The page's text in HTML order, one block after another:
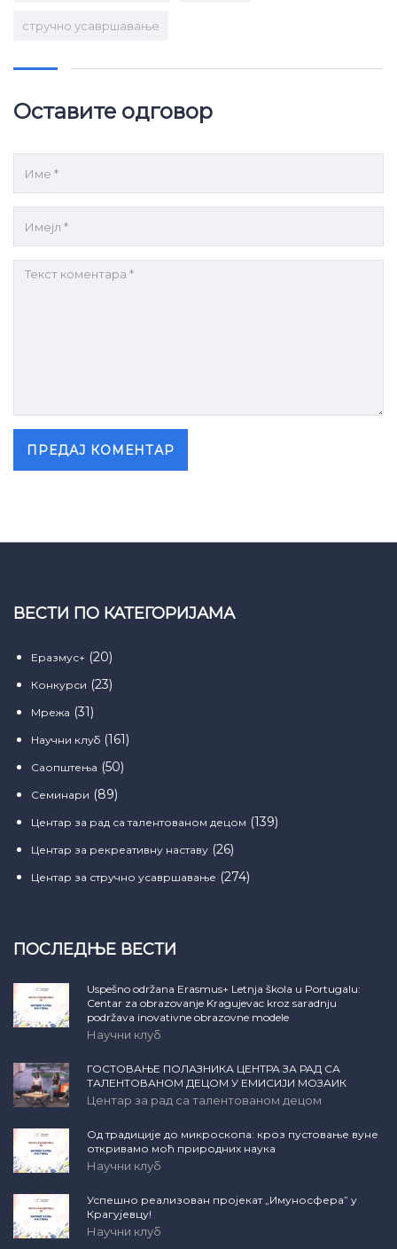
стручно усавршавање
Оставите одговор
ВЕСТИ ПО КАТЕГОРИЈАМА
Еразмус+ (20)
Конкурси (23)
Мрежа (31)
Научни клуб (161)
Саопштења (50)
Семинари (89)
Центар за рад са талентованом децом (139)
Центар за рекреативну наставу (26)
Центар за стручно усавршавање (274)
ПОСЛЕДЊЕ ВЕСТИ
Uspešno održana Erasmus+ Letnja škola u Portugalu:
Centar za obrazovanje Kragujevac kroz saradnju
podržava inovativne obrazovne modele
Научни клуб
ГОСТОВАЊЕ ПОЛАЗНИКА ЦЕНТРА ЗА РАД СА
ТАЛЕНТОВАНОМ ДЕЦОМ У ЕМИСИЈИ МОЗАИК
Центар за рад са талентованом децом
Од традиције до микроскопа: кроз пустовање вуне
откривамо моћ природних наука
Научни клуб
Успешно реализован пројекат „Имуносфера” у
Крагујевцу!
Научни клуб